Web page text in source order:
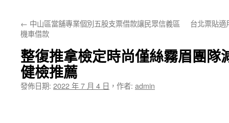
要
容
← 中山區當舖專業個別五股支票借款讓民眾信義區
機車借款
台北票貼適
整復推拿檢定時尚僅絲霧眉團隊
健檢推薦
發佈日期: 2022 年 7 月 4 日 ， 作者: admin